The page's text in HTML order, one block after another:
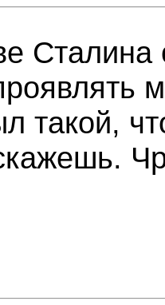
такой,